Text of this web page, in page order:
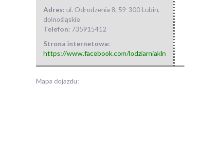
Adres: ul. Odrodzenia 8, 59-300 Lubin,
dolnośląskie
Telefon: 735915412
Strona internetowa:
https://www.facebook.com/lodziarniakln
Mapa dojazdu: